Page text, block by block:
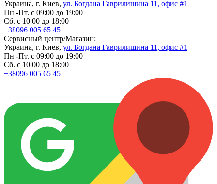
Украина, г. Киев, ул. Богдана Гаврилишина 11, офис #1
Пн.-Пт. с 09:00 до 19:00
Сб. с 10:00 до 18:00
+38096 005 65 45
Сервисный центр/Магазин:
Украина, г. Киев, ул. Богдана Гаврилишина 11, офис #1
Пн.-Пт. с 09:00 до 19:00
Сб. с 10:00 до 18:00
+38096 005 65 45